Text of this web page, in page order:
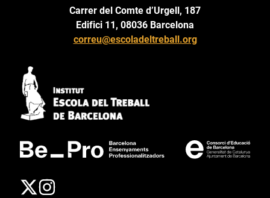
Carrer del Comte d’Urgell, 187
Edifici 11, 08036 Barcelona
correu@escoladeltreball.org